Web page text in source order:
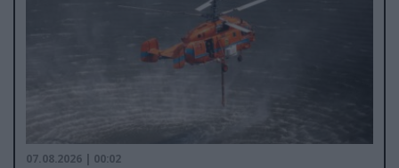
07.08.2026 | 00:02